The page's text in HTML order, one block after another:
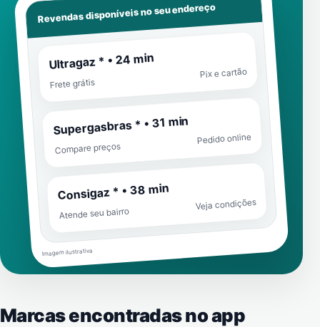
Revendas disponíveis no seu endereço
Ultragaz * • 24 min
Frete grátis
Pix e cartão
Supergasbras * • 31 min
Compare preços
Pedido online
Consigaz * • 38 min
Atende seu bairro
Veja condições
Imagem ilustrativa
Marcas encontradas no app